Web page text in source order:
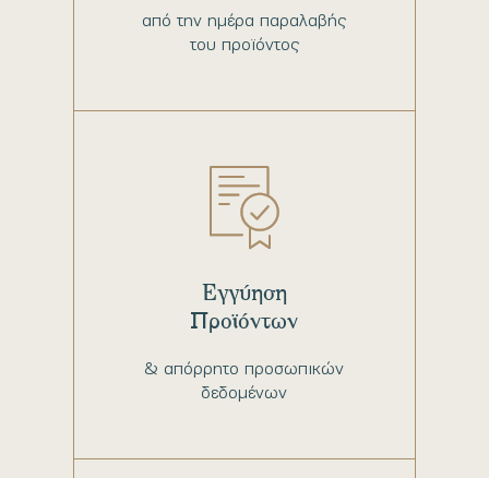
από την ημέρα παραλαβής
του προϊόντος
& απόρρητο προσωπικών
δεδομένων
Εγγύηση
Προϊόντων